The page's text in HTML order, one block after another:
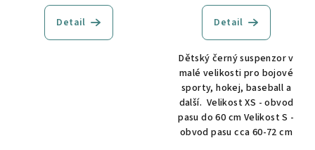
Detail Detail
Dětský černý suspenzor v
malé velikosti pro bojové
sporty, hokej, baseball a
další. Velikost XS - obvod
pasu do 60 cm Velikost S -
obvod pasu cca 60-72 cm